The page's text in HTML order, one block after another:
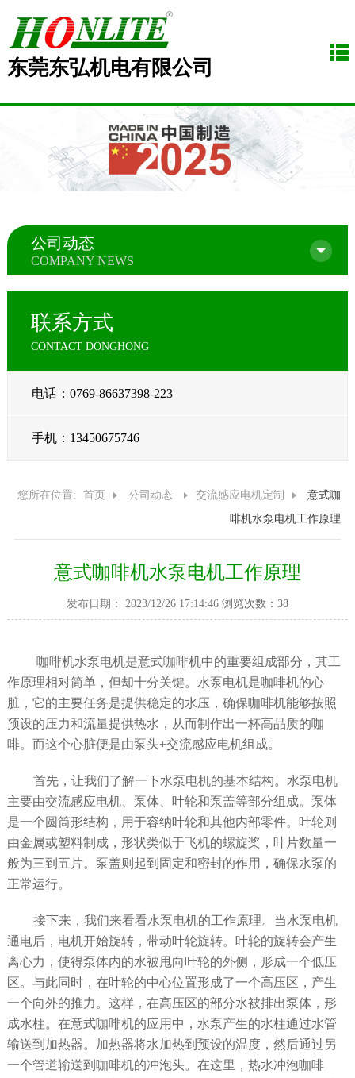
东莞东弘机电有限公司
公司动态
COMPANY NEWS
联系方式
CONTACT DONGHONG
电话：0769-86637398-223
手机：13450675746
您所在位置: 首页 公司动态 交流感应电机定制
意式咖
啡机水泵电机工作原理
意式咖啡机水泵电机工作原理
发布日期： 2023/12/26 17:14:46 浏览次数：38
咖啡机水泵电机是意式咖啡机中的重要组成部分，其工
作原理相对简单，但却十分关键。水泵电机是咖啡机的心
脏，它的主要任务是提供稳定的水压，确保咖啡机能够按照
预设的压力和流量提供热水，从而制作出一杯高品质的咖
啡。而这个心脏便是由泵头+交流感应电机组成。
首先，让我们了解一下水泵电机的基本结构。水泵电机
主要由交流感应电机、泵体、叶轮和泵盖等部分组成。泵体
是一个圆筒形结构，用于容纳叶轮和其他内部零件。叶轮则
由金属或塑料制成，形状类似于飞机的螺旋桨，叶片数量一
般为三到五片。泵盖则起到固定和密封的作用，确保水泵的
正常运行。
接下来，我们来看看水泵电机的工作原理。当水泵电机
通电后，电机开始旋转，带动叶轮旋转。叶轮的旋转会产生
离心力，使得泵体内的水被甩向叶轮的外侧，形成一个低压
区。与此同时，在叶轮的中心位置形成了一个高压区，产生
一个向外的推力。这样，在高压区的部分水被排出泵体，形
成水柱。在意式咖啡机的应用中，水泵产生的水柱通过水管
输送到加热器。加热器将水加热到预设的温度，然后通过另
一个管道输送到咖啡机的冲泡头。在这里，热水冲泡咖啡